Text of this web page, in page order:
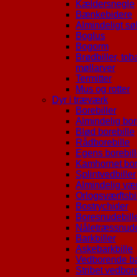
Kældersnegle
Bænkebidere
Almindeligt
Boglus
Bogorm
Brødbiller,
møllarver
Termitter
Mus og rotter
Dyr i træværk
Borebiller
Almindelig
Blød borebille
Rådborebille
Egens
Kamhornet
Splintvedbiller
Almindelig
Bostrychider
Barkbiller
Askebarkbille
Vedborende
Stribet